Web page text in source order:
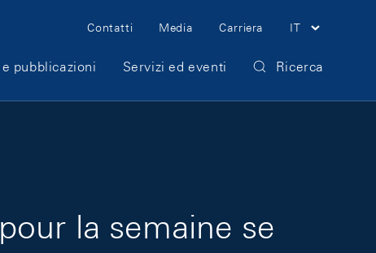
Meta Navigation
Contatti Media Carriera IT
pubblicazioni Servizi ed eventi Ricerca
la semaine se